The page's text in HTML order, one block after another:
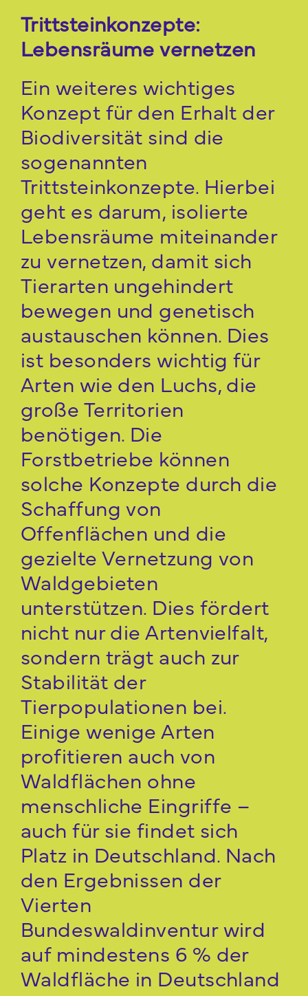
Trittsteinkonzepte:
Lebensräume vernetzen
Ein weiteres wichtiges
Konzept für den Erhalt der
Biodiversität sind die
sogenannten
Trittsteinkonzepte. Hierbei
geht es darum, isolierte
Lebensräume miteinander
zu vernetzen, damit sich
Tierarten ungehindert
bewegen und genetisch
austauschen können. Dies
ist besonders wichtig für
Arten wie den Luchs, die
große Territorien
benötigen​. Die
Forstbetriebe können
solche Konzepte durch die
Schaffung von
Offenflächen und die
gezielte Vernetzung von
Waldgebieten
unterstützen. Dies fördert
nicht nur die Artenvielfalt,
sondern trägt auch zur
Stabilität der
Tierpopulationen bei.
Einige wenige Arten
profitieren auch von
Waldflächen ohne
menschliche Eingriffe –
auch für sie findet sich
Platz in Deutschland. Nach
den Ergebnissen der
Vierten
Bundeswaldinventur wird
auf mindestens 6 % der
Waldfläche in Deutschland